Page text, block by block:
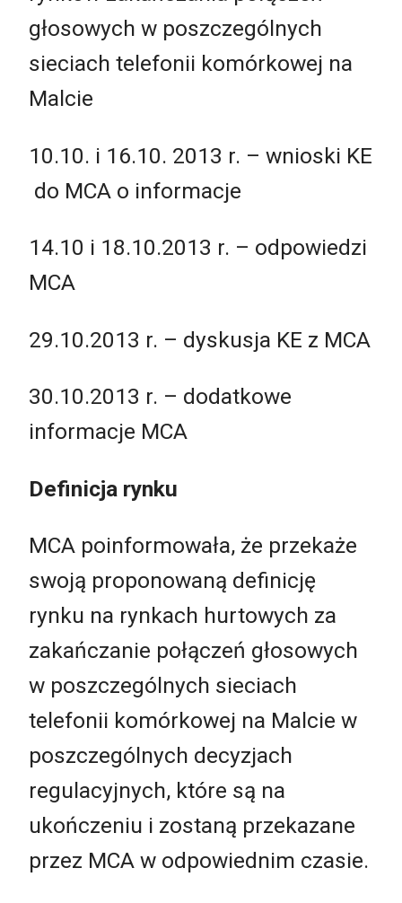
głosowych w poszczególnych
sieciach telefonii komórkowej na
Malcie
10.10. i 16.10. 2013 r. – wnioski KE
do MCA o informacje
14.10 i 18.10.2013 r. – odpowiedzi
MCA
29.10.2013 r. – dyskusja KE z MCA
30.10.2013 r. – dodatkowe
informacje MCA
Definicja rynku
MCA poinformowała, że przekaże
swoją proponowaną definicję
rynku na rynkach hurtowych za
zakańczanie połączeń głosowych
w poszczególnych sieciach
telefonii komórkowej na Malcie w
poszczególnych decyzjach
regulacyjnych, które są na
ukończeniu i zostaną przekazane
przez MCA w odpowiednim czasie.